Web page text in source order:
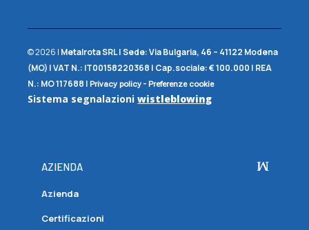
© 2026 | Metalrota SRL|Sede:Via Bulgaria, 46 – 41122 Modena
(MO) |VAT N.: IT00158220368 | Cap.sociale:€ 100.000 | REA
N.: MO 117688 |Privacy policy -Preferenze cookie
Sistema segnalazioniwistleblowing
AZIENDA
Azienda
Certificazioni